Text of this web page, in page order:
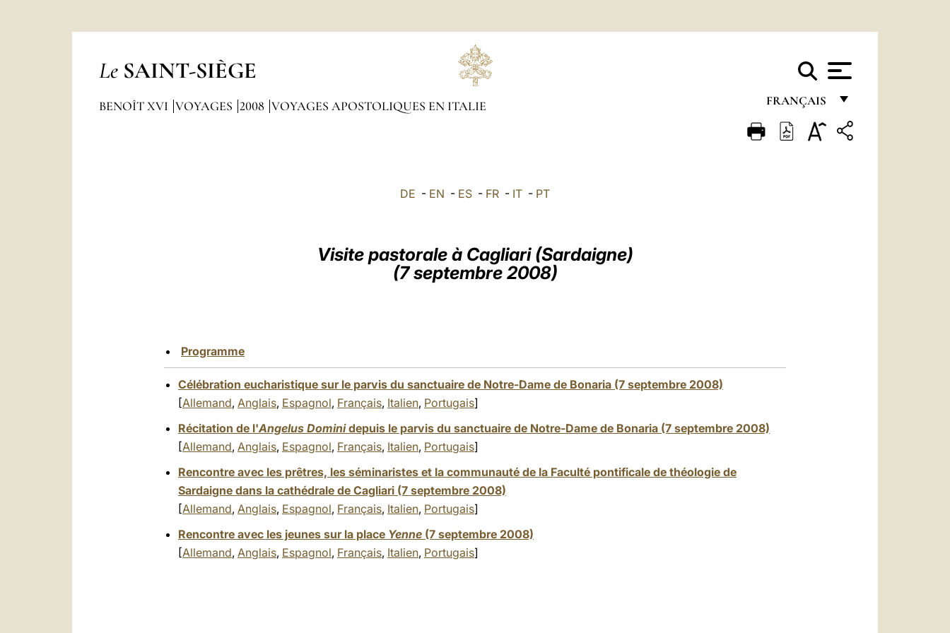
Le SAINT-SIÈGE
FRANÇAIS
FRANÇAIS
BENOÎT XVI VOYAGES 2008 VOYAGES APOSTOLIQUES EN ITALIE
DE - EN - ES - FR - IT - PT
Visite pastorale à Cagliari (Sardaigne)
(7 septembre 2008)
Programme
Célébration eucharistique sur le parvis du sanctuaire de Notre-Dame de Bonaria (7 septembre 2008)
[Allemand, Anglais, Espagnol, Français, Italien, Portugais]
Récitation de l'Angelus Dominidepuis le parvis du sanctuaire de Notre-Dame de Bonaria (7 septembre 2008)
[Allemand, Anglais, Espagnol, Français, Italien, Portugais]
Rencontre avec les prêtres, les séminaristes et la communauté de la Faculté pontificale de théologie de
Sardaigne dans la cathédrale de Cagliari (7 septembre 2008)
[Allemand, Anglais, Espagnol, Français, Italien, Portugais]
Rencontre avec les jeunes sur la place Yenne (7 septembre 2008)
[Allemand, Anglais, Espagnol, Français, Italien, Portugais]